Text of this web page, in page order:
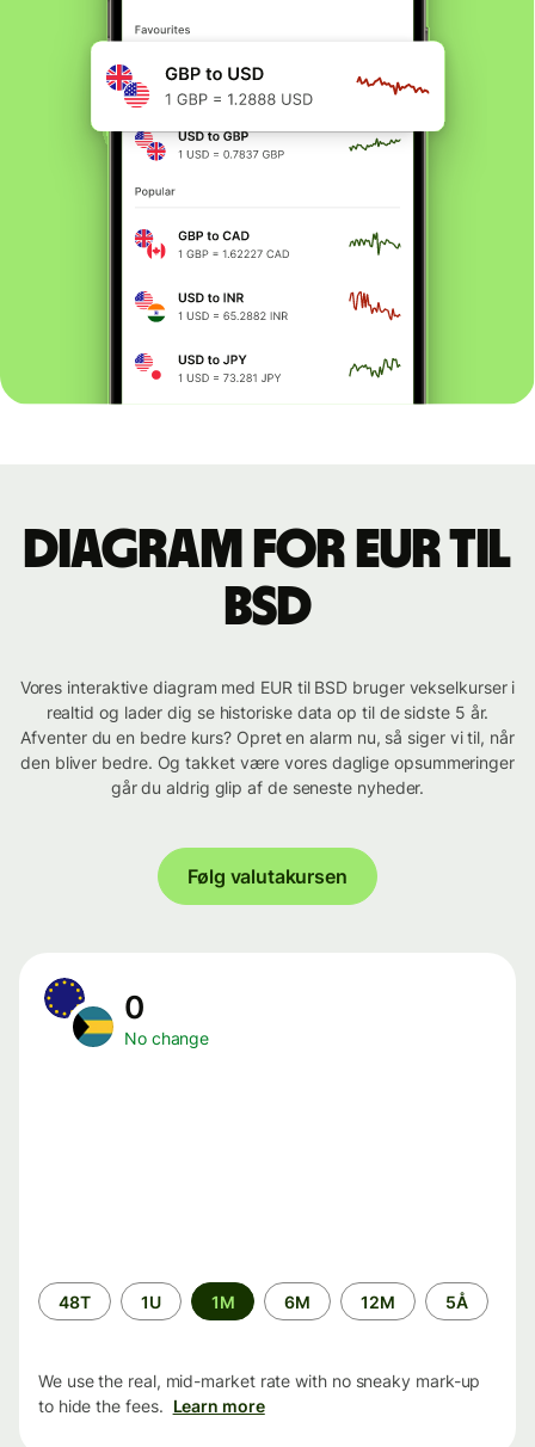
Diagram for EUR til
BSD
Vores interaktive diagram med EUR til BSD bruger vekselkurser i
realtid og lader dig se historiske data op til de sidste 5 år.
Afventer du en bedre kurs? Opret en alarm nu, så siger vi til, når
den bliver bedre. Og takket være vores daglige opsummeringer
går du aldrig glip af de seneste nyheder.
Følg valutakursen
0
No change
Time
period
48T 1U 1M 6M 12M 5Å
We use the real, mid-market rate with no sneaky mark-up
to hide the fees. Learn more